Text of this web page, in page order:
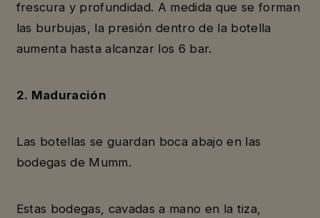
frescura y profundidad. A medida que se forman
las burbujas, la presión dentro de la botella
aumenta hasta alcanzar los 6 bar.
2. Maduración
Las botellas se guardan boca abajo en las
bodegas de Mumm.
Estas bodegas, cavadas a mano en la tiza,